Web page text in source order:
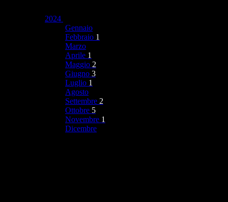
2024
Gennaio
Febbraio 1
Marzo
Aprile 1
Maggio 2
Giugno 3
Luglio 1
Agosto
Settembre 2
Ottobre 5
Novembre 1
Dicembre